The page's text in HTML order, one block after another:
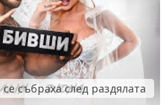
събраха след раздялата